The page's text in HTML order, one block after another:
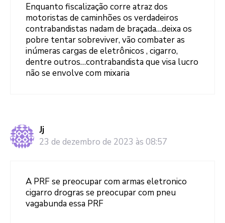
Enquanto fiscalização corre atraz dos
motoristas de caminhões os verdadeiros
contrabandistas nadam de braçada…deixa os
pobre tentar sobreviver, vão combater as
inúmeras cargas de eletrônicos , cigarro,
dentre outros…contrabandista que visa lucro
não se envolve com mixaria
Jj
23 de dezembro de 2023 às 08:57
A PRF se preocupar com armas eletronico
cigarro drogras se preocupar com pneu
vagabunda essa PRF